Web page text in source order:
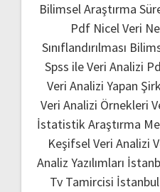
Bilimsel Araştırma
Pdf Nicel Veri
Sınıflandırılması
Spss ile Veri Analizi
Veri Analizi Yapan
Veri Analizi Örnekleri
İstatistik Araştırma
Keşifsel Veri Analizi
Analiz Yazılımları
Tv Tamircisi